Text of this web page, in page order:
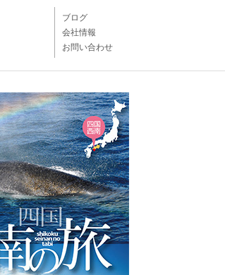
ブログ
会社情報
お問い合わせ